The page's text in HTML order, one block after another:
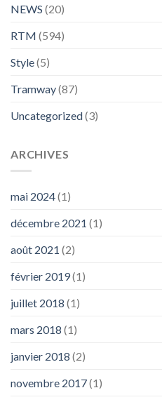
NEWS (20)
RTM (594)
Style(5)
Tramway(87)
Uncategorized(3)
ARCHIVES
mai 2024(1)
décembre 2021 (1)
août 2021 (2)
février 2019(1)
juillet 2018 (1)
mars 2018 (1)
janvier 2018 (2)
novembre 2017(1)